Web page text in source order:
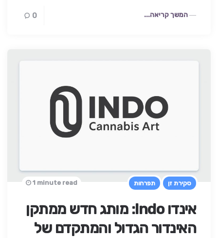
המשך קריאה... 0
סקירת זן תפרחות
אינדו Indo: מותג חדש ממתקן
האינדור הגדול והמתקדם של
1 minute read